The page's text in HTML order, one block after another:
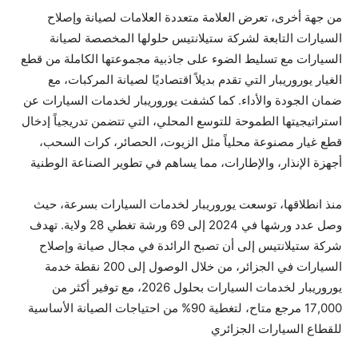
من جهة أخرى، تعرض العلامة متعددة العلامات لصيانة وإصلاح
السيارات التابعة لشركة ستيلانتيس حلولها المخصصة لصيانة
السيارات مع تسليط الضوء على جاذبية مجموعتها الكاملة من قطع
الغيار يوروريبار التي تقدم بديلاً اقتصاديًا لصيانة المركبات، مع
ضمان الجودة والأداء. كما كشفت يوروريبار لخدمات السيارات عن
استراتيجيتها الطموحة للتوسع المحلي، التي تتضمن تدريجياً إدخال
قطع غيار مصنوعة محلياً مثل الزيوت، الحصائر، كرات السحب،
أجهزة الإنذار، والإطارات، مما يساهم في تطوير الصناعة الوطنية
منذ انطلاقها، توسعت يوروريبار لخدمات السيارات بسرعة، حيث
وصل عدد ورشها في 2024 إلى 69 ورشة تغطي 28 ولاية. تهدف
شركة ستيلانتيس إلى أن تصبح الرائدة في مجال صيانة وإصلاح
السيارات في الجزائر، من خلال الوصول إلى 200 نقطة خدمة
يوروريبار لخدمات السيارات بحلول 2026، مع توفير أكثر من
17,000 مرجع متاح، لتغطية 90% من احتياجات الصيانة الأساسية
للقطاع السيارات الجزائري